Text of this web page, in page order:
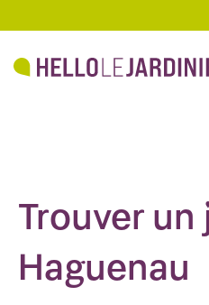
Trouver un
Haguenau